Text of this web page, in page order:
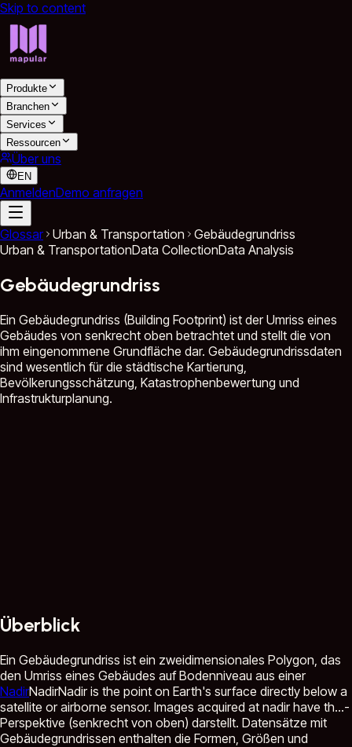
Skip to content
Produkte
Branchen
Services
Ressourcen
Über uns
EN
AnmeldenDemo anfragen
Glossar Urban & Transportation
Gebäudegrundriss
Urban & TransportationData CollectionData Analysis
Gebäudegrundriss
Ein Gebäudegrundriss (Building Footprint) ist der Umriss eines
Gebäudes von senkrecht oben betrachtet und stellt die von
ihm eingenommene Grundfläche dar. Gebäudegrundrissdaten
sind wesentlich für die städtische Kartierung,
Bevölkerungsschätzung, Katastrophenbewertung und
Infrastrukturplanung.
Überblick
Ein Gebäudegrundriss ist ein zweidimensionales Polygon, das
den Umriss eines Gebäudes auf Bodenniveau aus einer
NadirNadirNadir is the point on Earth's surface directly below a
satellite or airborne sensor. Images acquired at nadir have th...-
Perspektive (senkrecht von oben) darstellt. Datensätze mit
Gebäudegrundrissen enthalten die Formen, Größen und